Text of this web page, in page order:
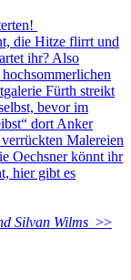
die Hitze flirrt und
ihr? Also
Fürth streikt
bevor im
dort Anker
Malereien
Oechsner könnt ihr
hier gibt es
Silvan Wilms >>